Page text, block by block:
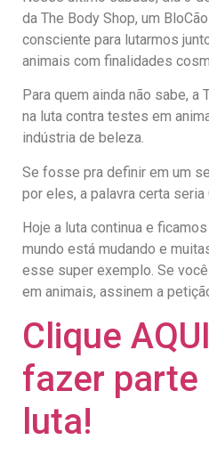
da The Body Shop, um
consciente para lutarmos
animais com finalidades
Para quem ainda não sabe,
na luta contra testes em
indústria de beleza.
Se fosse pra definir em um
por eles, a palavra certa seria
Hoje a luta continua e
mundo está mudando e
esse super exemplo. Se
em animais, assinem a
Clique
fazer parte
luta!